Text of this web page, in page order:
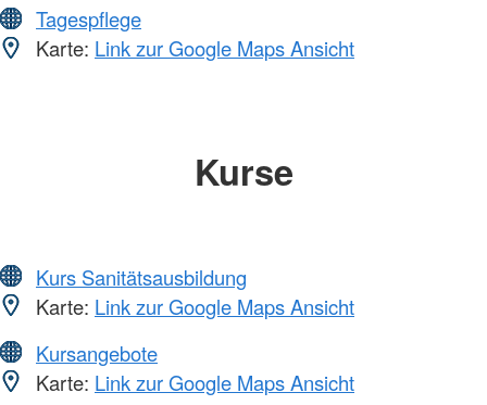
Tagespflege
Karte: Link zur Google Maps Ansicht
Kurse
Kurs Sanitätsausbildung
Karte: Link zur Google Maps Ansicht
Kursangebote
Karte: Link zur Google Maps Ansicht